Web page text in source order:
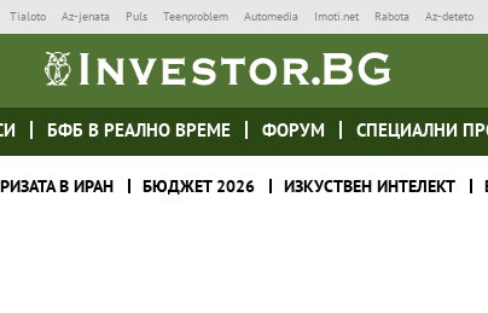
Tialoto Az-jenata Puls Teenproblem Automedia Imoti.net Rabota Az-deteto
БФБ В РЕАЛНО ВРЕМЕ ФОРУМ СПЕЦИАЛНИ
В ИРАН БЮДЖЕТ 2026 ИЗКУСТВЕН ИНТЕЛЕКТ